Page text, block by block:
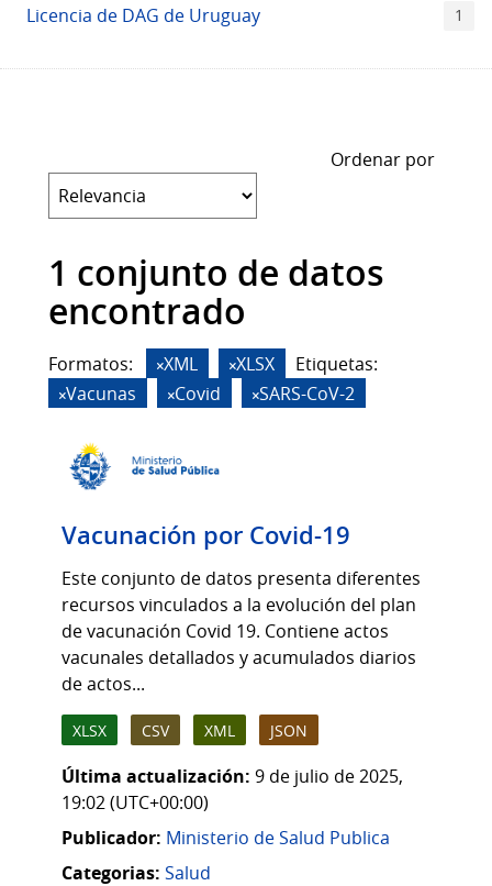
Licencia de DAG de Uruguay 1
Ordenar por
1 conjunto de datos
encontrado
Formatos: XML XLSX
Etiquetas:
Vacunas
Covid SARS-CoV-2
Vacunación por Covid-19
Este conjunto de datos presenta diferentes
recursos vinculados a la evolución del plan
de vacunación Covid 19. Contiene actos
vacunales detallados y acumulados diarios
de actos...
XLSX CSV XML JSON
Última actualización: 9 de julio de 2025,
19:02 (UTC+00:00)
Publicador: Ministerio de Salud Publica
Categorias: Salud